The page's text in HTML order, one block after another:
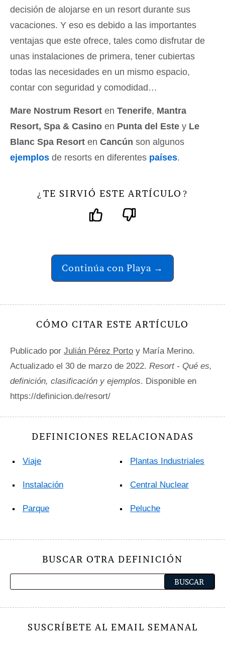
decisión de alojarse en un resort durante sus
vacaciones. Y eso es debido a las importantes
ventajas que este ofrece, tales como disfrutar de
unas instalaciones de primera, tener cubiertas
todas las necesidades en un mismo espacio,
contar con seguridad y comodidad…
Mare Nostrum Resort en Tenerife, Mantra
Resort, Spa & Casino en Punta del Este y Le
Blanc Spa Resort en Cancún son algunos
ejemplos de resorts en diferentes países.
¿ TE SIRVIÓ ESTE ARTÍCULO ?
Continúa con Playa →
CÓMO CITAR ESTE ARTÍCULO
Publicado por Julián Pérez Porto y María Merino.
Actualizado el 30 de marzo de 2022. Resort - Qué es,
definición, clasificación y ejemplos. Disponible en
https://definicion.de/resort/
DEFINICIONES RELACIONADAS
Viaje
Instalación
Parque
Plantas Industriales
Central Nuclear
Peluche
BUSCAR OTRA DEFINICIÓN
SUSCRÍBETE AL EMAIL SEMANAL